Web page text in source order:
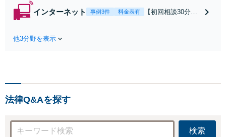
れたら、サインす
インターネット 事例3件 料金表有
【初回相談30分無
お店の風評被害対
応可：開示請求の
意見照会が来たと
他3分野を表示
法律Q&Aを探す
検索